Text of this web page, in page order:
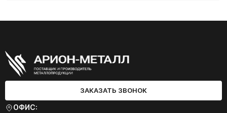
ЗАКАЗАТЬ ЗВОНОК
ОФИС: